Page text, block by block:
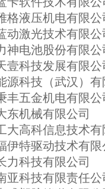
格液压机电有限公
动激光技术有限公
神电池股份有限公
壹科技发展有限公
源科技（武汉）有
丰五金机电有限
东机械有限公司
大高科信息技术
伊特驱动技术有限
力科技有限公司
亚科技有限责任公